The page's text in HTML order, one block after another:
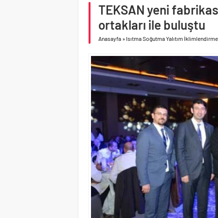
Birleşik Arap
İV Kandilli’de yaşam
TEKSAN yeni
ortakları ile buluştu
Anasayfa » Isıtma Soğutma Yalıtım İklimlendirme